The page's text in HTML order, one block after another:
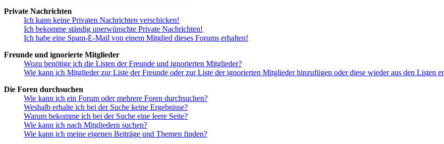
Private Nachrichten
Ich kann keine Privaten Nachrichten verschicken!
Ich bekomme ständig unerwünschte Private Nachrichten!
Ich habe eine Spam-E-Mail von einem Mitglied dieses Forums erhalten!
Freunde und ignorierte Mitglieder
Wozu benötige ich die Listen der Freunde und ignorierten Mitglieder?
Wie kann ich Mitglieder zur Liste der Freunde oder zur Liste der ignorierten Mitglieder hinzufügen oder diese wieder aus den Listen
Die Foren durchsuchen
Wie kann ich ein Forum oder mehrere Foren durchsuchen?
Weshalb erhalte ich bei der Suche keine Ergebnisse?
Warum bekomme ich bei der Suche eine leere Seite?
Wie kann ich nach Mitgliedern suchen?
Wie kann ich meine eigenen Beiträge und Themen finden?